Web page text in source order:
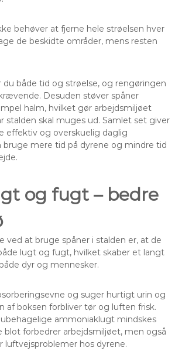
behøver at fjerne hele strøelsen hver
de beskidte områder, mens resten
du både tid og strøelse, og rengøringen
Desuden støver spåner
halm, hvilket gør arbejdsmiljøet
stalden skal muges ud. Samlet set giver
effektiv og overskuelig daglig
bruge mere tid på dyrene og mindre tid
og fugt – bedre
ved at bruge spåner i stalden er, at de
lugt og fugt, hvilket skaber et langt
dyr og mennesker.
og suger hurtigt urin og
af boksen forbliver tør og luften frisk.
ammoniaklugt mindskes
blot forbedrer arbejdsmiljøet, men også
luftvejsproblemer hos dyrene.